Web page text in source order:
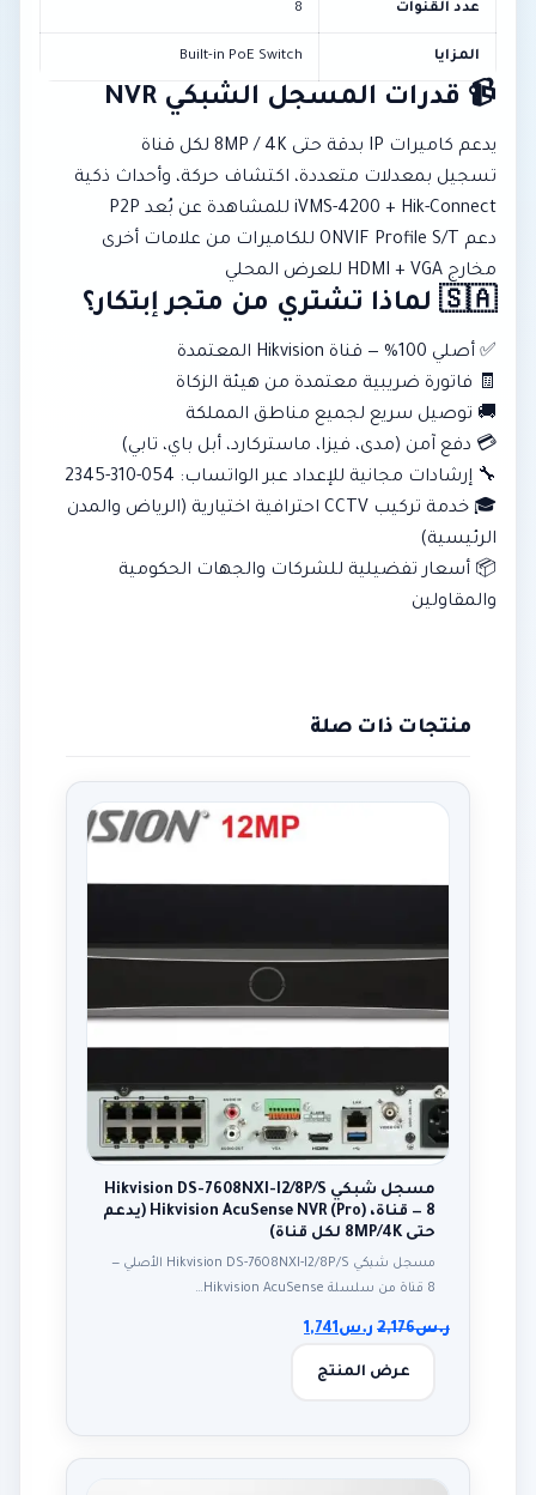
عدد القنوات 8
المزايا Built-in PoE Switch
📹 قدرات المسجل الشبكي NVR
يدعم كاميرات IP بدقة حتى 8MP / 4K لكل قناة
تسجيل بمعدلات متعددة، اكتشاف حركة، وأحداث ذكية
iVMS-4200 + Hik-Connect للمشاهدة عن بُعد P2P
دعم ONVIF Profile S/T للكاميرات من علامات أخرى
مخارج HDMI + VGA للعرض المحلي
🇸🇦 لماذا تشتري من متجر إبتكار؟
✅ أصلي 100% — قناة Hikvision المعتمدة
🧾 فاتورة ضريبية معتمدة من هيئة الزكاة
🚚 توصيل سريع لجميع مناطق المملكة
💳 دفع آمن (مدى، فيزا، ماستركارد، أبل باي، تابي)
🔧 إرشادات مجانية للإعداد عبر الواتساب: 054-310-2345
🎓 خدمة تركيب CCTV احترافية اختيارية (الرياض والمدن
الرئيسية)
📦 أسعار تفضيلية للشركات والجهات الحكومية
والمقاولين
منتجات ذات صلة
مسجل شبكي Hikvision DS-7608NXI-I2/8P/S
— 8 قناة، Hikvision AcuSense NVR (Pro) (يدعم
حتى 8MP/4K لكل قناة)
مسجل شبكي Hikvision DS-7608NXI-I2/8P/S الأصلي —
8 قناة من سلسلة Hikvision AcuSense…
ر.س2,176 ر.س1,741
عرض المنتج